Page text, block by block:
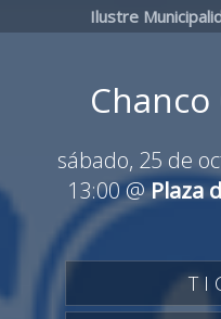
Ilustre
sábado, 25 de
13:00@Plaza